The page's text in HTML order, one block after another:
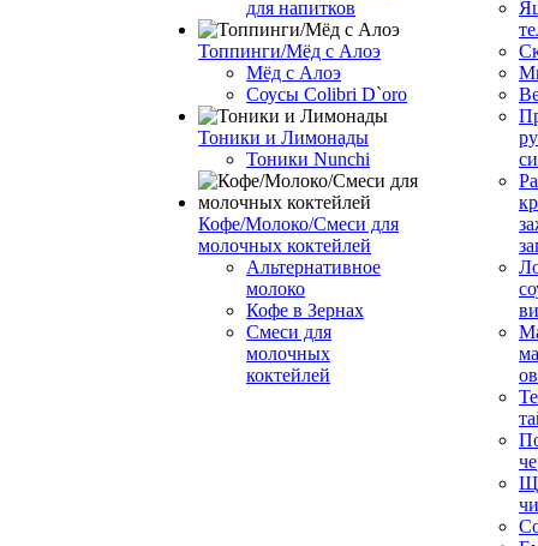
для напитков
Топпинги/Мёд с Алоэ
Мёд с Алоэ
Соусы Colibri D`oro
Тоники и Лимонады
Тоники Nunchi
Кофе/Молоко/Смеси для
молочных коктейлей
Альтернативное
молоко
Кофе в Зернах
Смеси для
молочных
коктейлей